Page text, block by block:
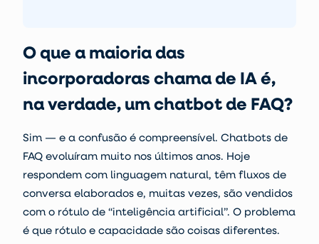
O que a maioria das
incorporadoras chama de IA é,
na verdade, um chatbot de FAQ?
Sim — e a confusão é compreensível. Chatbots de
FAQ evoluíram muito nos últimos anos. Hoje
respondem com linguagem natural, têm fluxos de
conversa elaborados e, muitas vezes, são vendidos
com o rótulo de “inteligência artificial”. O problema
é que rótulo e capacidade são coisas diferentes.